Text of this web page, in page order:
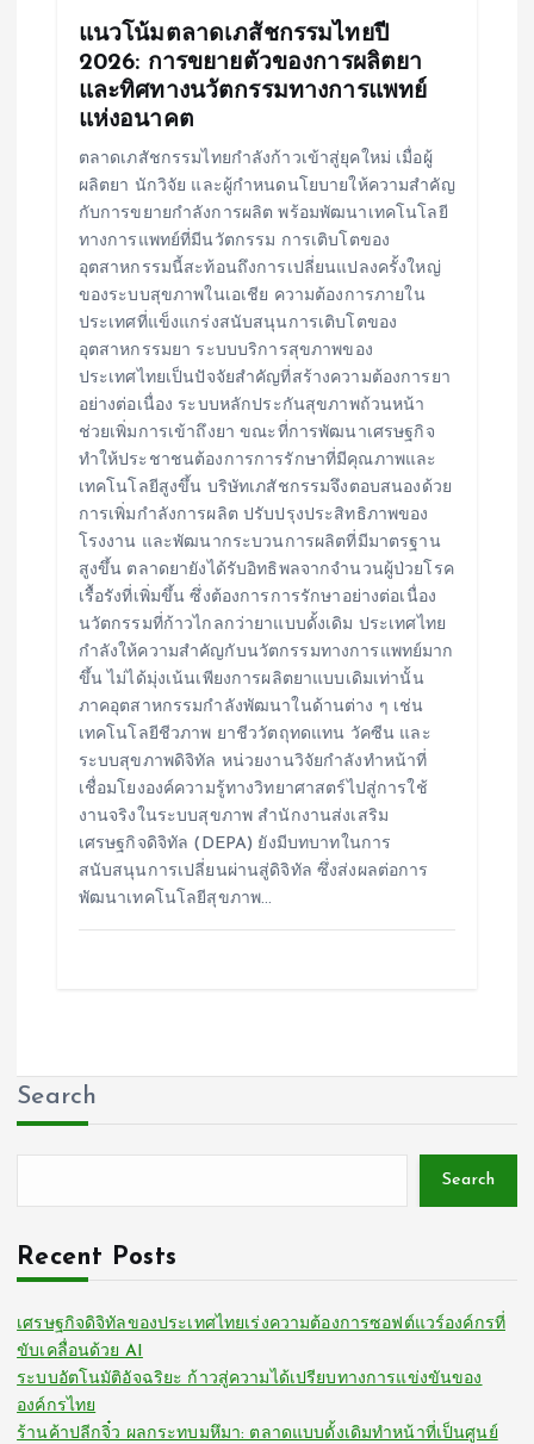
แนวโน้มตลาดเภสัชกรรมไทยปี
2026: การขยายตัวของการผลิตยา
และทิศทางนวัตกรรมทางการแพทย์
แห่งอนาคต
ตลาดเภสัชกรรมไทยกำลังก้าวเข้าสู่ยุคใหม่ เมื่อผู้
ผลิตยา นักวิจัย และผู้กำหนดนโยบายให้ความสำคัญ
กับการขยายกำลังการผลิต พร้อมพัฒนาเทคโนโลยี
ทางการแพทย์ที่มีนวัตกรรม การเติบโตของ
อุตสาหกรรมนี้สะท้อนถึงการเปลี่ยนแปลงครั้งใหญ่
ของระบบสุขภาพในเอเชีย ความต้องการภายใน
ประเทศที่แข็งแกร่งสนับสนุนการเติบโตของ
อุตสาหกรรมยา ระบบบริการสุขภาพของ
ประเทศไทยเป็นปัจจัยสำคัญที่สร้างความต้องการยา
อย่างต่อเนื่อง ระบบหลักประกันสุขภาพถ้วนหน้า
ช่วยเพิ่มการเข้าถึงยา ขณะที่การพัฒนาเศรษฐกิจ
ทำให้ประชาชนต้องการการรักษาที่มีคุณภาพและ
เทคโนโลยีสูงขึ้น บริษัทเภสัชกรรมจึงตอบสนองด้วย
การเพิ่มกำลังการผลิต ปรับปรุงประสิทธิภาพของ
โรงงาน และพัฒนากระบวนการผลิตที่มีมาตรฐาน
สูงขึ้น ตลาดยายังได้รับอิทธิพลจากจำนวนผู้ป่วยโรค
เรื้อรังที่เพิ่มขึ้น ซึ่งต้องการการรักษาอย่างต่อเนื่อง
นวัตกรรมที่ก้าวไกลกว่ายาแบบดั้งเดิม ประเทศไทย
กำลังให้ความสำคัญกับนวัตกรรมทางการแพทย์มาก
ขึ้น ไม่ได้มุ่งเน้นเพียงการผลิตยาแบบเดิมเท่านั้น
ภาคอุตสาหกรรมกำลังพัฒนาในด้านต่าง ๆ เช่น
เทคโนโลยีชีวภาพ ยาชีววัตถุทดแทน วัคซีน และ
ระบบสุขภาพดิจิทัล หน่วยงานวิจัยกำลังทำหน้าที่
เชื่อมโยงองค์ความรู้ทางวิทยาศาสตร์ไปสู่การใช้
งานจริงในระบบสุขภาพ สำนักงานส่งเสริม
เศรษฐกิจดิจิทัล (DEPA) ยังมีบทบาทในการ
สนับสนุนการเปลี่ยนผ่านสู่ดิจิทัล ซึ่งส่งผลต่อการ
พัฒนาเทคโนโลยีสุขภาพ…
Search
Search
Recent Posts
เศรษฐกิจดิจิทัลของประเทศไทยเร่งความต้องการซอฟต์แวร์องค์กรที่
ขับเคลื่อนด้วย AI
ระบบอัตโนมัติอัจฉริยะ ก้าวสู่ความได้เปรียบทางการแข่งขันของ
องค์กรไทย
ร้านค้าปลีกจิ๋ว ผลกระทบมหึมา: ตลาดแบบดั้งเดิมทำหน้าที่เป็นศูนย์